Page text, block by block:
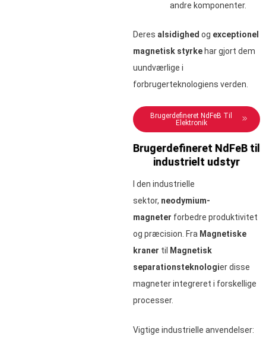
andre komponenter.
Deres alsidighed og exceptionel
magnetisk styrke har gjort dem
uundværlige i
forbrugerteknologiens verden.
Brugerdefineret NdFeB Til
Elektronik
Brugerdefineret NdFeB til
industrielt udstyr
I den industrielle
sektor, neodymium-
magneter forbedre produktivitet
og præcision. Fra Magnetiske
kraner til Magnetisk
separationsteknologier disse
magneter integreret i forskellige
processer.
Vigtige industrielle anvendelser: